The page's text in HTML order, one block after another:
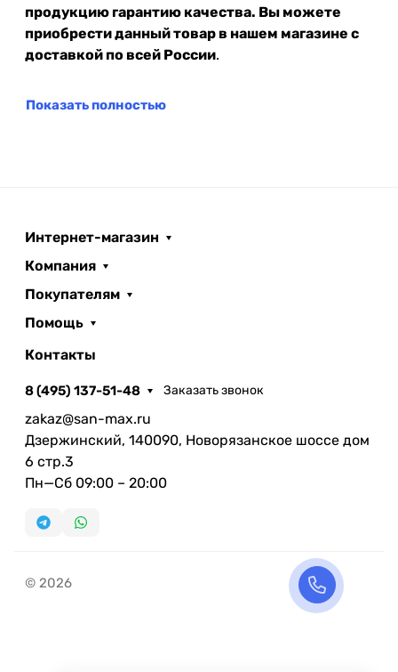
продукцию гарантию качества. Вы можете
приобрести данный товар в нашем магазине с
доставкой по всей России.
Показать полностью
Интернет-магазин
Компания
Покупателям
Помощь
Контакты
8 (495) 137-51-48 Заказать звонок
zakaz@san-max.ru
Дзержинский, 140090, Новорязанское шоссе дом
6 стр.3
Пн—Сб 09:00 – 20:00
© 2026